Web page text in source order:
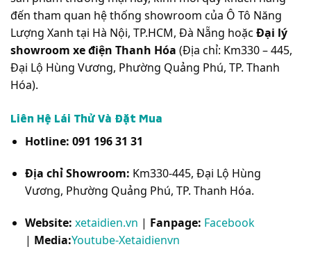
đến tham quan hệ thống showroom của Ô Tô Năng
Lượng Xanh tại Hà Nội, TP.HCM, Đà Nẵng hoặc Đại lý
showroom xe điện Thanh Hóa (Địa chỉ: Km330 – 445,
Đại Lộ Hùng Vương, Phường Quảng Phú, TP. Thanh
Hóa).
Liên Hệ Lái Thử Và Đặt Mua
Hotline: 091 196 31 31
Địa chỉ Showroom: Km330-445, Đại Lộ Hùng
Vương, Phường Quảng Phú, TP. Thanh Hóa.
Website: xetaidien.vn | Fanpage: Facebook
| Media:Youtube-Xetaidienvn